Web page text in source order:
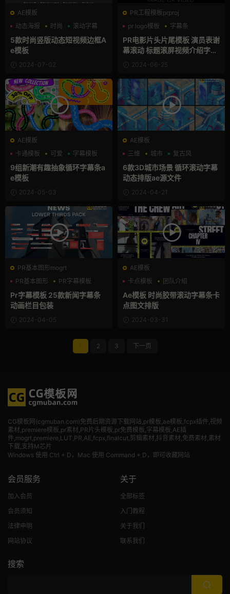
AE模板
动态海报
时尚 滚动字幕
5款时尚竖版动态短视频边框A
e模板
2024-07-02
PR工程模板prproj
pr logo模板
字幕条
字幕模板
PR电影片头片尾模板 演员表谢
幕滚动 标题滚屏视频介绍字幕
2024-06-25
AE模板
卡通模板
可爱 字幕模板
9组新潮有趣抽象循环字幕条a
e模板
2024-05-03
AE模板
三维
城市 复古风
6款3D城市场景 循环滚动字幕
动态排版ae源文件
2024-04-21
PR基本图形mogrt
PR基本图形
PR字幕模板
商务模板
Pr字幕模板 25款新闻字幕条
动画栏目包装
2024-04-05
AE模板
卡点模板
团队介绍
幻灯片
Ae模板 时尚胶带滚动字幕条卡
点图文排版
2024-03-31
1 2 3 下一页
CG模板网(cgmuban.com)免费后期资源下载网站,pr模板,ae模板,fcpx插件,视频
素材,premiere模板,pr素材,PR片头模板,pr免费模板,字幕模板,AE插
件,mogrt,premiere,LUT,PR,AE,fcpx,finalcut,剪辑素材,抖音素材,免费素材,素材
下载,支持M芯片
Windows 使用 Ctrl + D，Mac 使用 Command + D，即可收藏网站
会员服务
加入会员
会员须知
法律申明
网站协议
关于
全部标签
入门教程
关于我们
联系我们
搜索